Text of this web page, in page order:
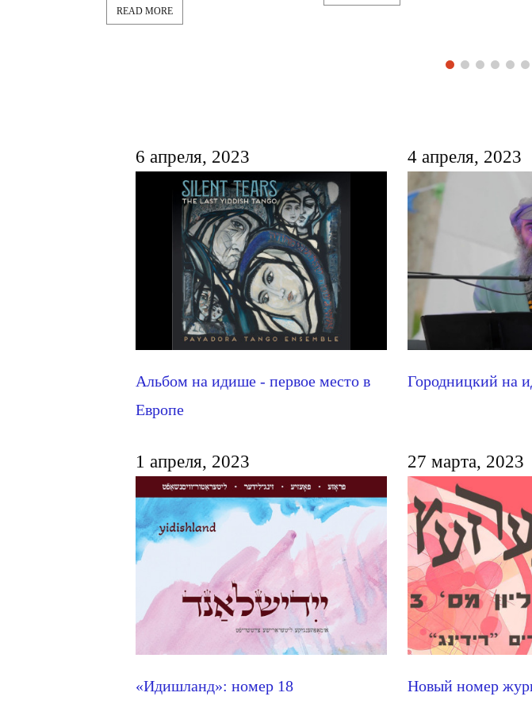
READ MORE
6 апреля, 2023
Альбом на идише - первое место в
Европе
4 апреля, 2023
Городницкий на
1 апреля, 2023
«Идишланд»: номер 18
27 марта, 2023
Новый номер